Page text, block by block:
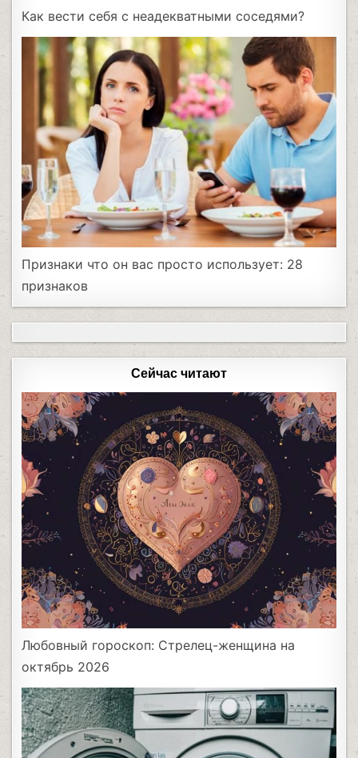
Как вести себя с неадекватными соседями?
Признаки что он вас просто использует: 28
признаков
Сейчас читают
Любовный гороскоп: Стрелец-женщина на
октябрь 2026